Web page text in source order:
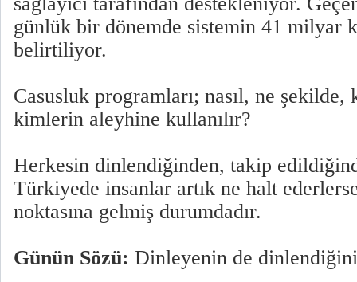
günlük bir dönemde sistemin 41 milyar
belirtiliyor.
Casusluk programları; nasıl, ne şekilde,
kimlerin aleyhine kullanılır?
Herkesin dinlendiğinden, takip
Türkiyede insanlar artık ne halt
noktasına gelmiş durumdadır.
Günün Sözü: Dinleyenin de